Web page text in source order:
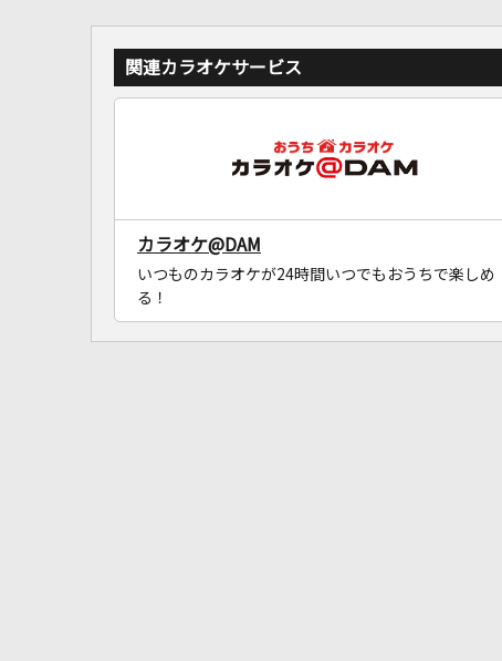
関連カラオケサービス
カラオケ@DAM
いつものカラオケが24時間いつでもおうちで楽しめ
る！